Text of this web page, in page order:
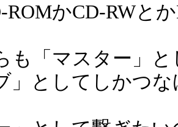
ROMかCD-RWと
も「マスター」
」としてしかつ